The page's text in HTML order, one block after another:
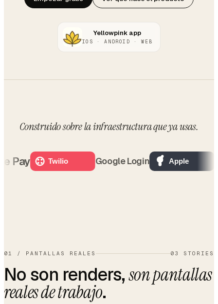
Yellowpink app
IOS · ANDROID · WEB
Construido sobrela infraestructura que ya usas.
Google Login
01 / PANTALLAS REALES 03 STORIES
No son renders,son pantallas
reales de trabajo.